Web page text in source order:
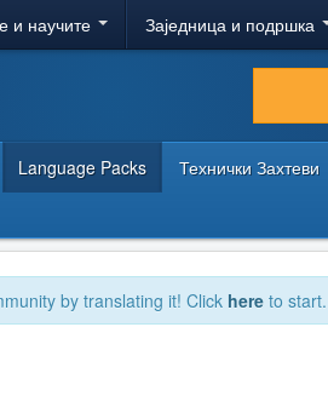
и научите Заједница и подршка
Language Packs Технички Захтеви
by translating it! Click here to start.